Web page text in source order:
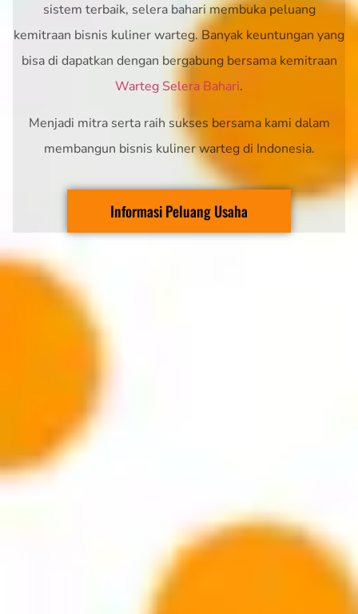
sistem terbaik, selera bahari membuka peluang
kemitraan bisnis kuliner warteg. Banyak keuntungan yang
bisa di dapatkan dengan bergabung bersama kemitraan
Warteg Selera Bahari.
Menjadi mitra serta raih sukses bersama kami dalam
membangun bisnis kuliner warteg di Indonesia.
Informasi Peluang Usaha